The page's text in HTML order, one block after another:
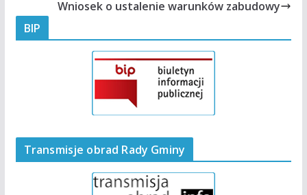
Wniosek o ustalenie warunków zabudowy
BIP
Transmisje obrad Rady Gminy